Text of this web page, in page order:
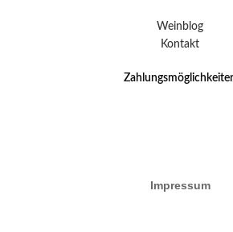
Weinblog
Kontakt
Impressum